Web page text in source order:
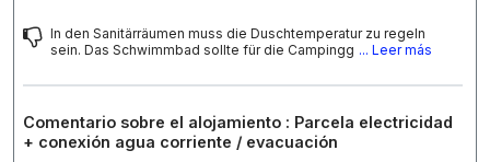
In den Sanitärräumen muss die Duschtemperatur zu regeln
sein. Das Schwimmbad sollte für die Campingg ... Leer más
Comentario sobre el alojamiento : Parcela electricidad
+ conexión agua corriente / evacuación